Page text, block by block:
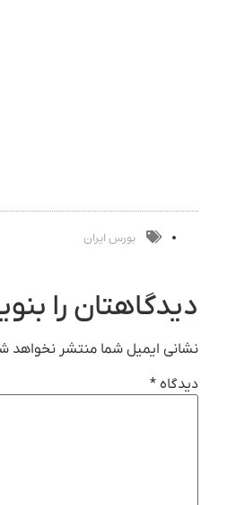
بورس ایران
دیدگاهتان را
نشانی ایمیل شما منتشر نخواهد
دیدگاه *